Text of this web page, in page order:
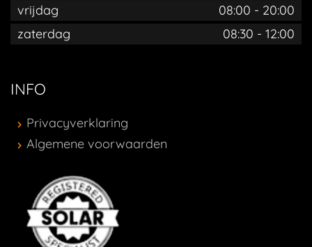
vrijdag
08:00 - 20:00
zaterdag
08:30 - 12:00
INFO
Privacyverklaring
Algemene voorwaarden